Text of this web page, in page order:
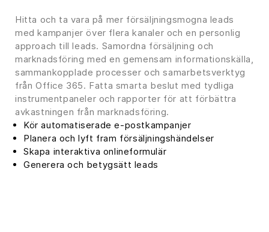
Hitta och ta vara på mer försäljningsmogna leads
med kampanjer över flera kanaler och en personlig
approach till leads. Samordna försäljning och
marknadsföring med en gemensam informationskälla,
sammankopplade processer och samarbetsverktyg
från Office 365. Fatta smarta beslut med tydliga
instrumentpaneler och rapporter för att förbättra
avkastningen från marknadsföring.
Kör automatiserade e-postkampanjer
Planera och lyft fram försäljningshändelser
Skapa interaktiva onlineformulär
Generera och betygsätt leads